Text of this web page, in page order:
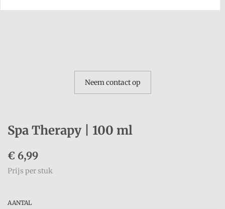
Neem contact op
Spa Therapy | 100 ml
€ 6,99
Prijs per stuk
AANTAL